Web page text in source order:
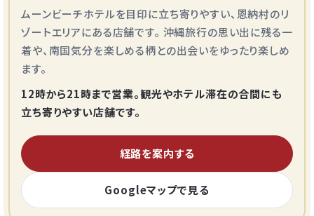
ムーンビーチホテルを目印に立ち寄りやすい、恩納村のリ
ゾートエリアにある店舗です。 沖縄旅行の思い出に残る一
着や、南国気分を楽しめる柄との出会いをゆったり楽しめ
ます。
12時から21時まで営業。観光やホテル滞在の合間にも
立ち寄りやすい店舗です。
経路を案内する
Googleマップで見る